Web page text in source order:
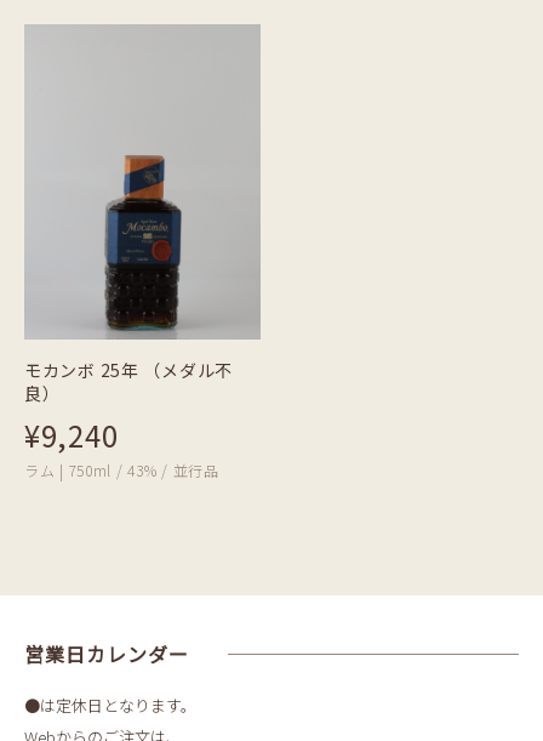
モカンボ 25年 （メダル不
良）
¥9,240
ラム | 750ml / 43% / 並行品
営業日カレンダー
●は定休日となります。